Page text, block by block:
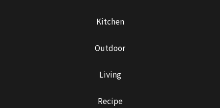
Kitchen
Outdoor
Living
Recipe